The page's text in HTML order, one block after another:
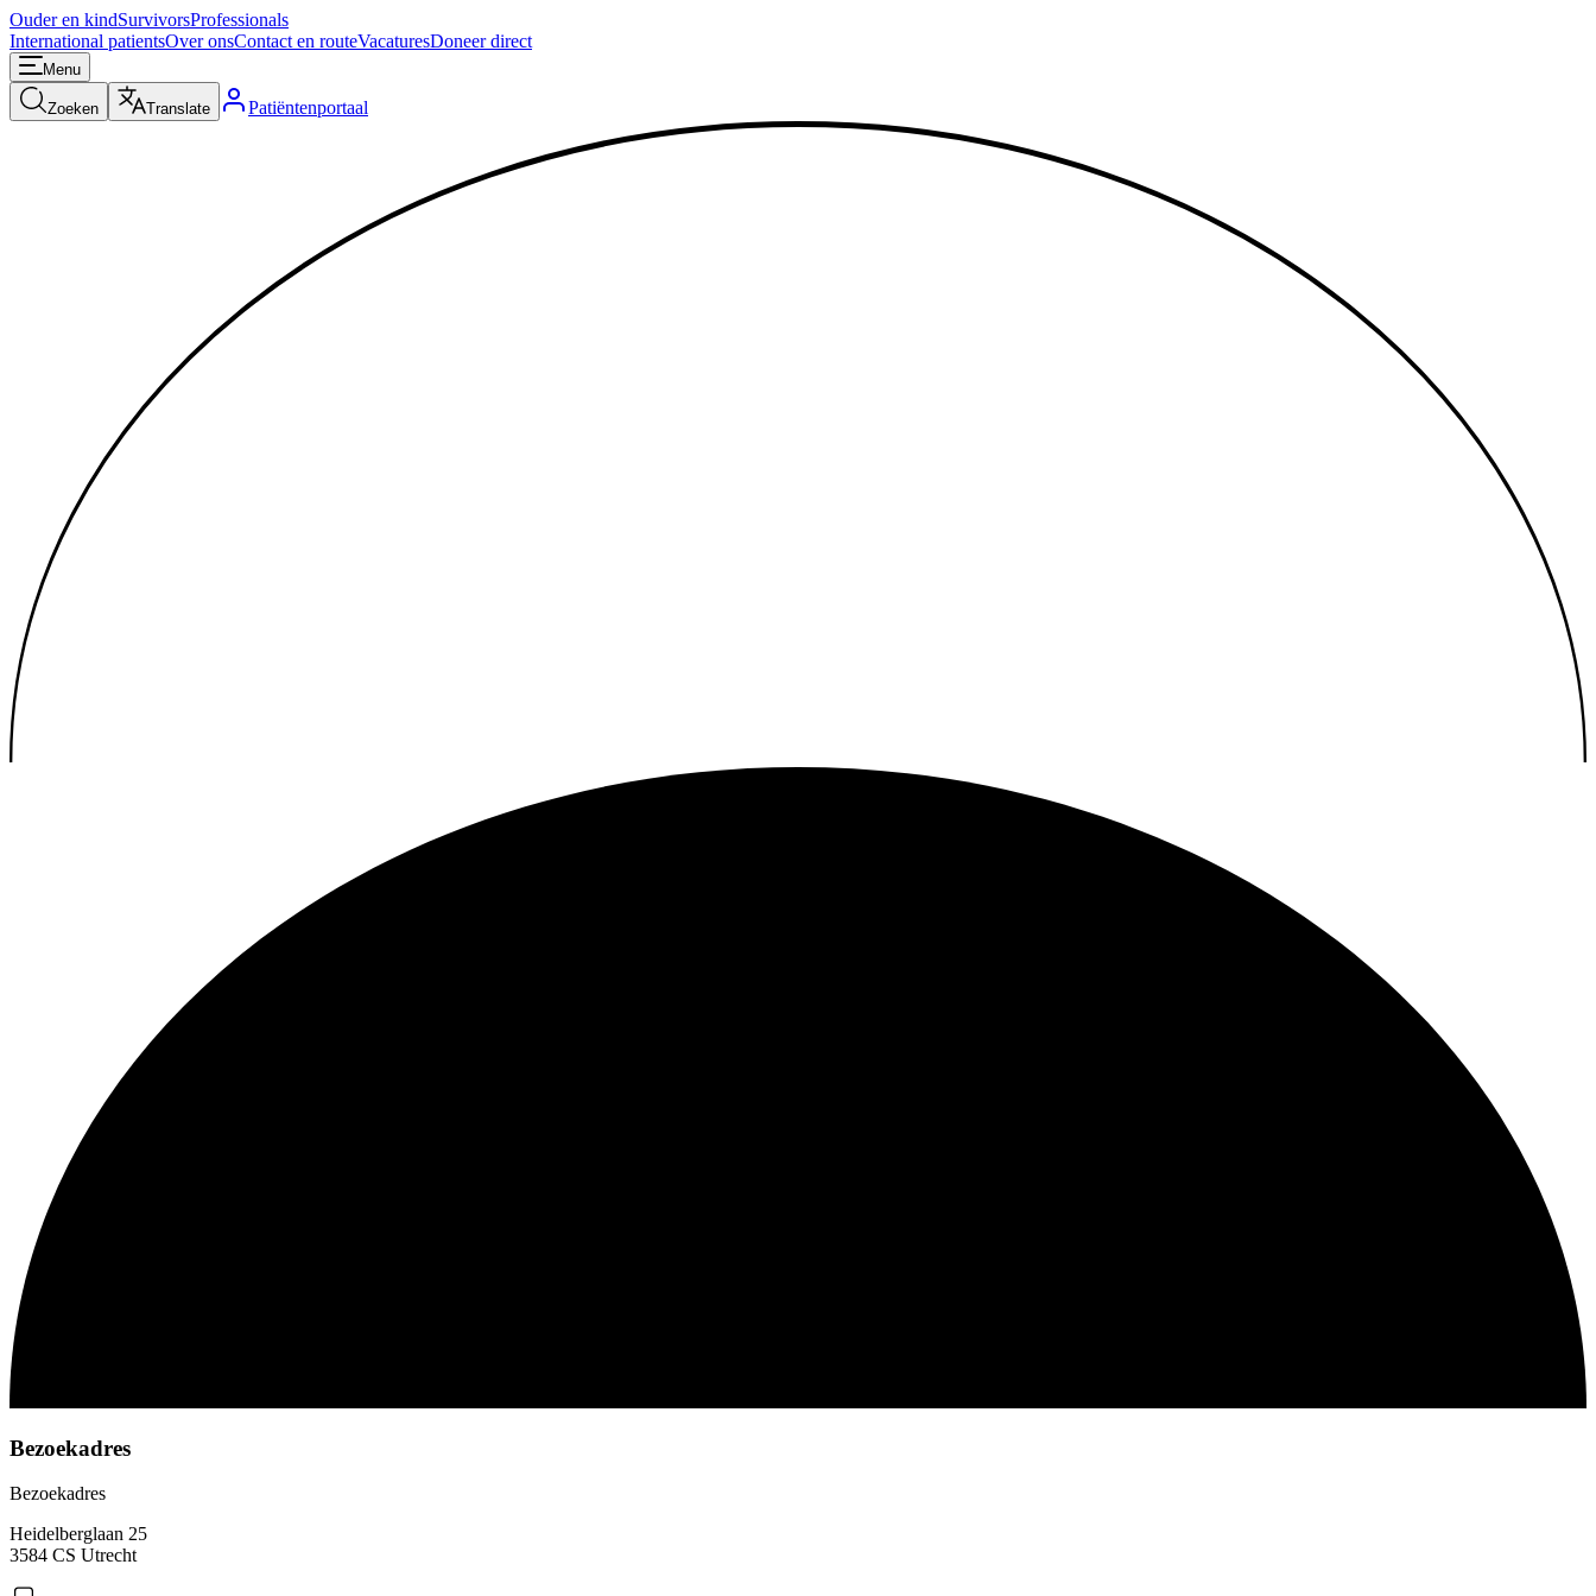
Ouder en kindSurvivorsProfessionals
International patientsOver onsContact en routeVacaturesDoneer direct
Menu
Zoeken Translate Patiëntenportaal
Bezoekadres
Bezoekadres
Heidelberglaan 25
3584 CS Utrecht